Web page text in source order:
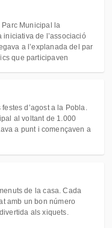
Parc Municipal la
de l’associació
a l’explanada del par
que participaven
d’agost a la Pobla.
al voltant de 1.000
a punt i començaven a
de la casa. Cada
amb un bon número
als xiquets.